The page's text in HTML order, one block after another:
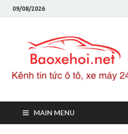
09/08/2026
MAIN MENU